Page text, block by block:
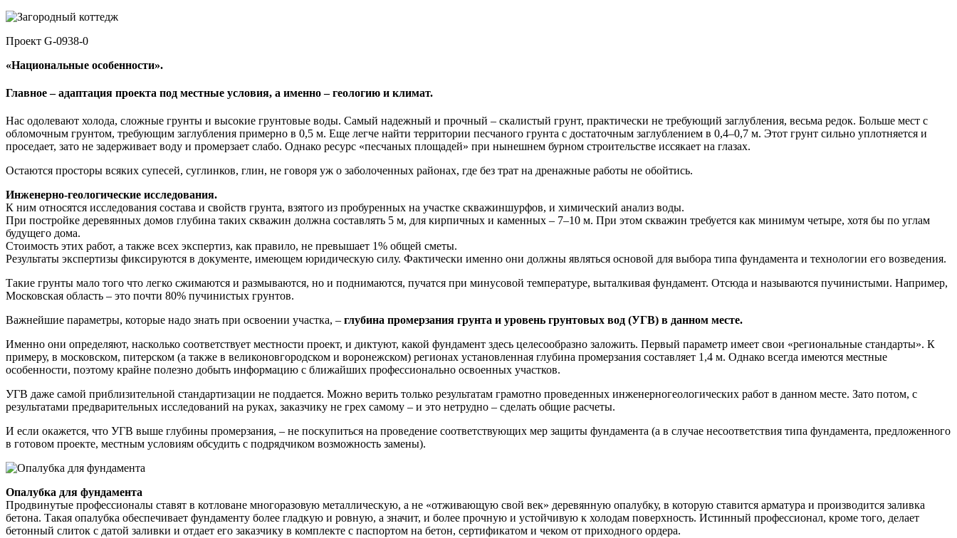
Проект G-0938-0
«Национальные особенности».
Главное – адаптация проекта под местные условия, а именно – геологию и климат.
Нас одолевают холода, сложные грунты и высокие грунтовые воды. Самый надежный и прочный – скалистый грунт, практически не требующий заглубления, весьма редок. Больше мест с
обломочным грунтом, требующим заглубления примерно в 0,5 м. Еще легче найти территории песчаного грунта с достаточным заглублением в 0,4–0,7 м. Этот грунт сильно уплотняется и
проседает, зато не задерживает воду и промерзает слабо. Однако ресурс «песчаных площадей» при нынешнем бурном строительстве иссякает на глазах.
Остаются просторы всяких супесей, суглинков, глин, не говоря уж о заболоченных районах, где без трат на дренажные работы не обойтись.
Инженерно-геологические исследования.
К ним относятся исследования состава и свойств грунта, взятого из пробуренных на участке скважин­шурфов, и химический анализ воды.
При постройке деревянных домов глубина таких скважин должна составлять 5 м, для кирпичных и каменных – 7–10 м. При этом скважин требуется как минимум четыре, хотя бы по углам
будущего дома.
Стоимость этих работ, а также всех экспертиз, как правило, не превышает 1% общей сметы.
Результаты экспертизы фиксируются в документе, имеющем юридическую силу. Фактически именно они должны являться основой для выбора типа фундамента и технологии его возведения.
Такие грунты мало того что легко сжимаются и размываются, но и поднимаются, пучатся при минусовой температуре, выталкивая фундамент. Отсюда и называются пучинистыми. Например,
Московская область – это почти 80% пучинистых грунтов.
Важнейшие параметры, которые надо знать при освоении участка, – глубина промерзания грунта и уровень грунтовых вод (УГВ) в данном месте.
Именно они определяют, насколько соответствует местности проект, и диктуют, какой фундамент здесь целесообразно заложить. Первый параметр имеет свои «региональные стандарты». К
примеру, в московском, питерском (а также в великоновгородском и воронежском) регионах установленная глубина промерзания составляет 1,4 м. Однако всегда имеются местные
особенности, поэтому крайне полезно добыть информацию с ближайших профессионально освоенных участков.
УГВ даже самой приблизительной стандартизации не поддается. Можно верить только результатам грамотно проведенных инженерно­геологических работ в данном месте. Зато потом, с
результатами предварительных исследований на руках, заказчику не грех самому – и это нетрудно – сделать общие расчеты.
И если окажется, что УГВ выше глубины промерзания, – не поскупиться на проведение соответствующих мер защиты фундамента (а в случае несоответствия типа фундамента, предложенного
в готовом проекте, местным условиям обсудить с подрядчиком возможность замены).
Опалубка для фундамента
Продвинутые профессионалы ставят в котловане многоразовую металлическую, а не «отживающую свой век» деревянную опалубку, в которую ставится арматура и производится заливка
бетона. Такая опалубка обеспечивает фундаменту более гладкую и ровную, а значит, и более прочную и устойчивую к холодам поверхность. Истинный профессионал, кроме того, делает
бетонный слиток с датой заливки и отдает его заказчику в комплекте с паспортом на бетон, сертификатом и чеком от приходного ордера.